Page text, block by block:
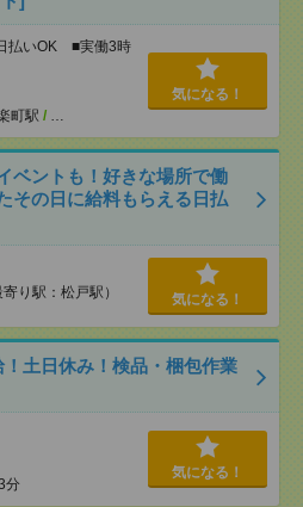
払いOK ■実働3時
町駅 / …
気になる！
ベントも！好きな場所で働
その日に給料もらえる日払
り駅：松戸駅） 気になる！
土日休み！検品・梱包作業
分
気になる！